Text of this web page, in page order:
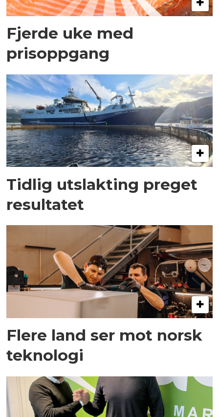
Fjerde uke med
prisoppgang
Tidlig utslakting preget
resultatet
Flere land ser mot norsk
teknologi